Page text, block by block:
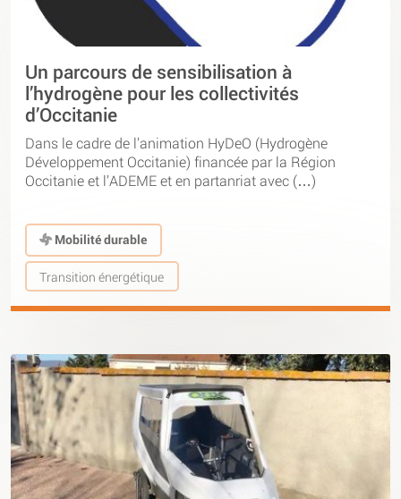
Un parcours de sensibilisation à
l’hydrogène pour les collectivités
d’Occitanie
Dans le cadre de l’animation HyDeO (Hydrogène
Développement Occitanie) financée par la Région
Occitanie et l’ADEME et en partanriat avec (…)
Mobilité durable
Transition énergétique